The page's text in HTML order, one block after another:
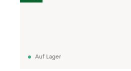
Auf Lager